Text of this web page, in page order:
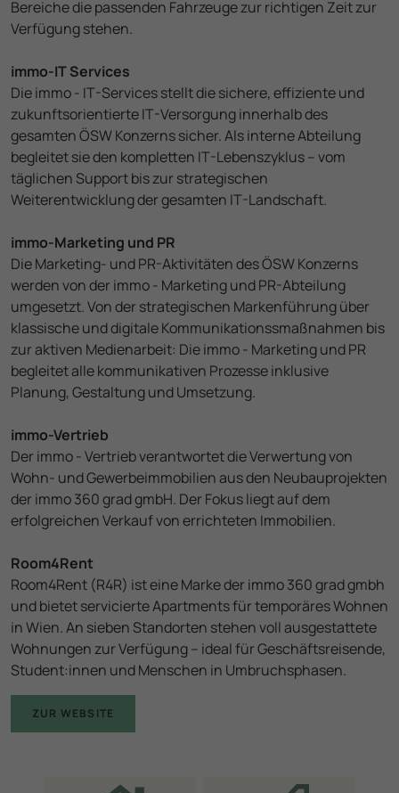
Bereiche die passenden Fahrzeuge zur richtigen Zeit zur
Verfügung stehen.
immo-IT Services
Die immo - IT-Services stellt die sichere, effiziente und
zukunftsorientierte IT-Versorgung innerhalb des
gesamten ÖSW Konzerns sicher. Als interne Abteilung
begleitet sie den kompletten IT-Lebenszyklus – vom
täglichen Support bis zur strategischen
Weiterentwicklung der gesamten IT-Landschaft.
immo-Marketing und PR
Die Marketing- und PR-Aktivitäten des ÖSW Konzerns
werden von der immo - Marketing und PR-Abteilung
umgesetzt. Von der strategischen Markenführung über
klassische und digitale Kommunikationssmaßnahmen bis
zur aktiven Medienarbeit: Die immo - Marketing und PR
begleitet alle kommunikativen Prozesse inklusive
Planung, Gestaltung und Umsetzung.
immo-Vertrieb
Der immo - Vertrieb verantwortet die Verwertung von
Wohn- und Gewerbeimmobilien aus den Neubauprojekten
der immo 360 grad gmbH. Der Fokus liegt auf dem
erfolgreichen Verkauf von errichteten Immobilien.
Room4Rent
Room4Rent (R4R) ist eine Marke der immo 360 grad gmbh
und bietet servicierte Apartments für temporäres Wohnen
in Wien. An sieben Standorten stehen voll ausgestattete
Wohnungen zur Verfügung – ideal für Geschäftsreisende,
Student:innen und Menschen in Umbruchsphasen.
ZUR WEBSITE
Weiterführende Informationen finden Sie in unserer